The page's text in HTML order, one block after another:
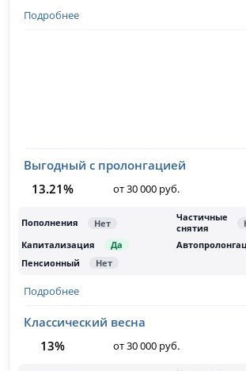
Подробнее
Выгодный с пролонгацией
13.21%
от 30 000 руб.
Подробнее
Классический весна
13%
от 30 000 руб.